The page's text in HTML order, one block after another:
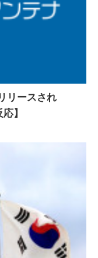
リースされ
】